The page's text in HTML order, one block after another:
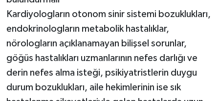
Kardiyologların otonom sinir sistemi bozuklukları,
endokrinologların metabolik hastalıklar,
nörologların açıklanamayan bilişsel sorunlar,
göğüs hastalıkları uzmanlarının nefes darlığı ve
derin nefes alma isteği, psikiyatristlerin duygu
durum bozuklukları, aile hekimlerinin ise sık